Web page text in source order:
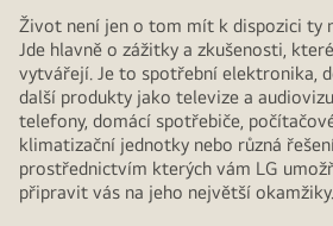
Život není jen o tom mít k dispozici ty
Jde hlavně o zážitky a zkušenosti,
vytvářejí. Je to spotřební elektronika,
další produkty jako televize a
telefony, domácí spotřebiče,
klimatizační jednotky nebo různá
prostřednictvím kterých vám LG
připravit vás na jeho největší okamžiky.